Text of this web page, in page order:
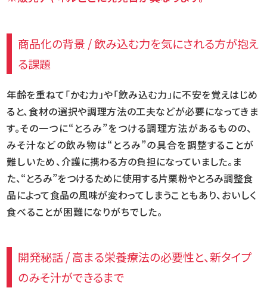
商品化の背景 / 飲み込む力を気にされる方が抱え
る課題
年齢を重ねて「かむ力」や「飲み込む力」に不安を覚えはじめ
ると、食材の選択や調理方法の工夫などが必要になってきま
す。その一つに“とろみ”をつける調理方法があるものの、
みそ汁などの飲み物は“とろみ”の具合を調整することが
難しいため、介護に携わる方の負担になっていました。ま
た、“とろみ”をつけるために使用する片栗粉やとろみ調整食
品によって食品の風味が変わってしまうこともあり、おいしく
食べることが困難になりがちでした。
開発秘話 / 高まる栄養療法の必要性と、新タイプ
のみそ汁ができるまで